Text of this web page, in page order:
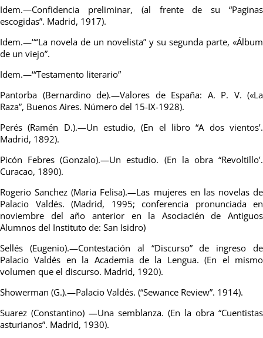
Idem.—Confidencia preliminar, (al frente de su “Paginas
escogidas”. Madrid, 1917).
Idem.—‘“‘La novela de un novelista” y su segunda parte, «Álbum
de un viejo”.
Idem.—‘“Testamento literario”
Pantorba (Bernardino de).—Valores de España: A. P. V. («La
Raza”, Buenos Aires. Número del 15-IX-1928).
Perés (Ramén D.).—Un estudio, (En el libro “A dos vientos’.
Madrid, 1892).
Picón Febres (Gonzalo).—Un estudio. (En la obra “Revoltillo’.
Curacao, 1890).
Rogerio Sanchez (Maria Felisa).—Las mujeres en las novelas de
Palacio Valdés. (Madrid, 1995; conferencia pronunciada en
noviembre del año anterior en la Asociacién de Antiguos
Alumnos del Instituto de: San Isidro)
Sellés (Eugenio).—Contestación al “Discurso” de ingreso de
Palacio Valdés en la Academia de la Lengua. (En el mismo
volumen que el discurso. Madrid, 1920).
Showerman (G.).—Palacio Valdés. (“Sewance Review”. 1914).
Suarez (Constantino) —Una semblanza. (En la obra “Cuentistas
asturianos”. Madrid, 1930).